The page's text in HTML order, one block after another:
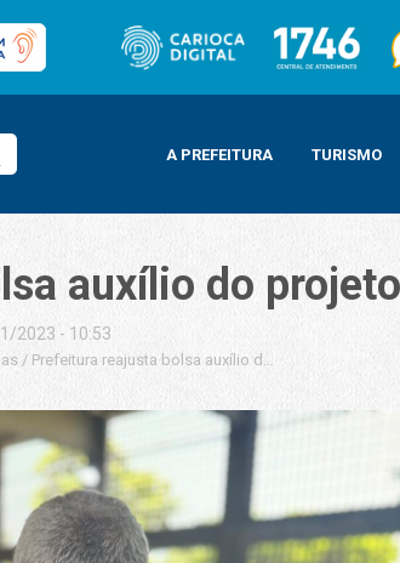
A PREFEITURA TURISMO
auxílio do
2023 - 10:53
/ Prefeitura reajusta bolsa auxílio do projeto Agente